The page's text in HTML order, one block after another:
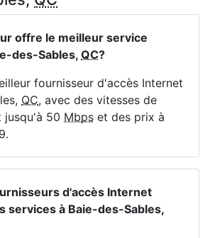
offre le meilleur service
des-Sables, QC?
fournisseur d'accès Internet
QC, avec des vitesses de
jusqu'à 50 Mbps et des prix à
d'accès Internet
services à Baie-des-Sables,